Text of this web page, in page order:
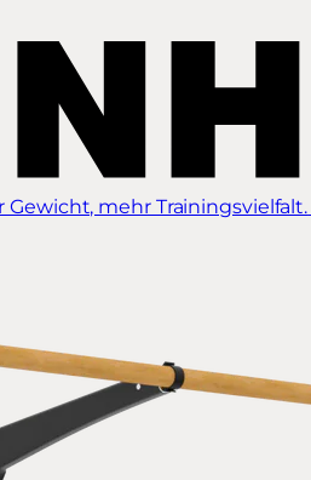
Gewicht, mehr Trainingsvielfalt.